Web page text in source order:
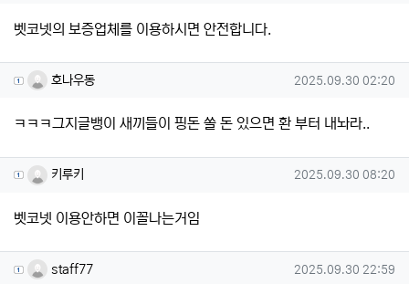
벳코넷의 보증업체를 이용하시면 안전합니다.
호나우동님의 댓글
호나우동 작성일
2025.09.30 02:20
ㅋㅋㅋ그지글뱅이 새끼들이 핑돈 쏠 돈 있으면 환 부터 내놔라..
키루키님의 댓글
키루키 작성일
2025.09.30 08:20
벳코넷 이용안하면 이꼴나는거임
staff77님의 댓글
staff77 작성일
2025.09.30 22:59